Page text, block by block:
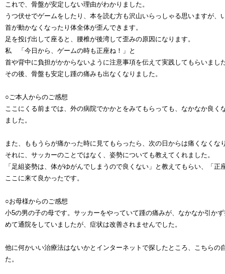
これで、骨盤が安定しない理由がわかりました。
うつ伏せでゲームをしたり、本を読む方も沢山いらっしゃる思いますが
首が動かなくなったり体全体が歪んできます。
足を投げ出して座ると、腰椎が後湾して歪みの原因になります。
私 「今日から、ゲームの時も正座ね！」と
首や背中に負担がかからないように注意事項を伝えて実践してもらいまし
その後、骨盤も安定し踵の痛みも出なくなりました。
○ご本人からのご感想
ここにくる前までは、外の病院でかかとをみてもらっても、なかなか良
ました。
また、ももうらが痛かった時に見てもらったら、次の日からは痛くなくな
それに、サッカーのことではなく、姿勢についても教えてくれました。
「足組姿勢は、体がゆがんでしまうので良くない」と教えてもらい、「
ここに来て良かったです。
○お母様からのご感想
小5の男の子の母です。サッカーをやっていて踵の痛みが、なかなか引か
めて通院をしていましたが、症状は改善されませんでした。
他に何かいい治療法はないかとインターネットで探したところ、こちらの
た。